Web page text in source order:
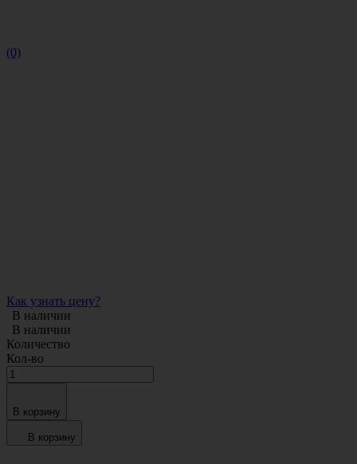
(0)
Как узнать цену?
В наличии
В наличии
Количество
Кол-во
В корзину
В корзину